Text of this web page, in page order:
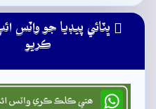
ڀٽائي پيڊيا جو واٽس
ڪريو